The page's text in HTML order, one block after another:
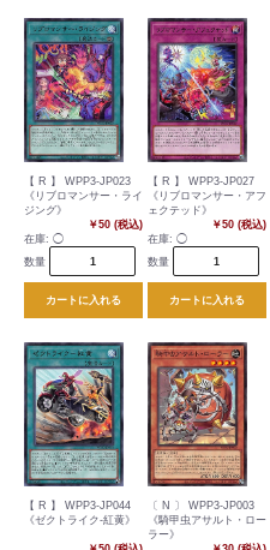
【 R 】 WPP3-JP023
《リブロマンサー・ライ
ジング》
￥50 (税込)
在庫: ◯
数量
カートに入れる
【 R 】 WPP3-JP027
《リブロマンサー・アフ
ェクテッド》
￥50 (税込)
在庫: ◯
数量
カートに入れる
【 R 】 WPP3-JP044
《ゼクトライク-紅黄》
〔 N 〕 WPP3-JP003
《騎甲虫アサルト・ロー
ラー》